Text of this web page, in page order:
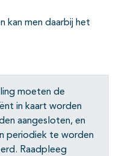
kan men daarbij het
moeten de
in kaart worden
aangesloten, en
periodiek te worden
Raadpleeg